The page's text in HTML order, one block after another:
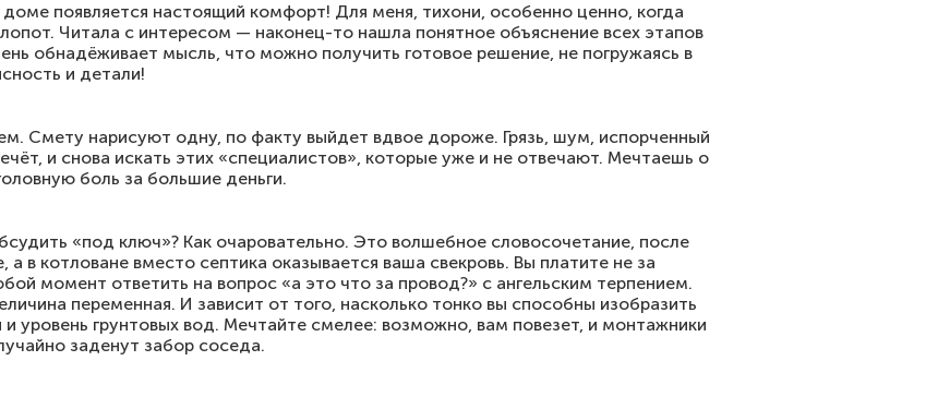
появляется настоящий комфорт! Для меня, тихони, особенно ценно, когда
Читала с интересом — наконец-то нашла понятное объяснение всех этапов
обнадёживает мысль, что можно получить готовое решение, не погружаясь в
и детали!
Смету нарисуют одну, по факту выйдет вдвое дороже. Грязь, шум, испорченный
и снова искать этих «специалистов», которые уже и не отвечают. Мечтаешь о
боль за большие деньги.
«под ключ»? Как очаровательно. Это волшебное словосочетание, после
в котловане вместо септика оказывается ваша свекровь. Вы платите не за
момент ответить на вопрос «а это что за провод?» с ангельским терпением.
переменная. И зависит от того, насколько тонко вы способны изобразить
уровень грунтовых вод. Мечтайте смелее: возможно, вам повезет, и монтажники
заденут забор соседа.